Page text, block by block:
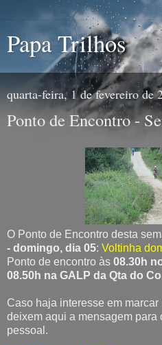
Papa Trilhos
quarta-feira, 1 de fevereiro de
Ponto de Encontro -
O Ponto de Encontro desta
- domingo, dia 05: Voltinha
Ponto de encontro às 08.30h
08.50h na GALP da Qta do
Caso haja interesse em
deixem aqui a mensagem para
pessoal.